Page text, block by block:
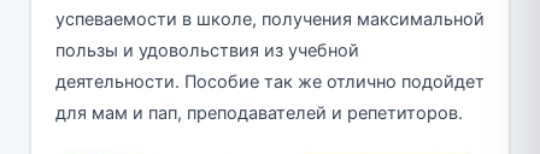
успеваемости в школе, получения максимальной
пользы и удовольствия из учебной
деятельности. Пособие так же отлично подойдет
для мам и пап, преподавателей и репетиторов.